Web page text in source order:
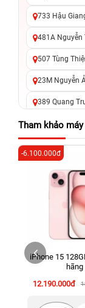
733 Hậu
481A Nguyễn
507 Tùng
23M Nguyễn
389 Quang
625 - 625A Âu
326 Lê Văn
Đức cũ)
256 Võ Văn
Đức Cũ)
70 Nguyễn
24h Vũng
Tàu cũ)
198 Hoàng
Tham khảo
iPhone 15
hãng
12.190.000đ
-6.100.000đ